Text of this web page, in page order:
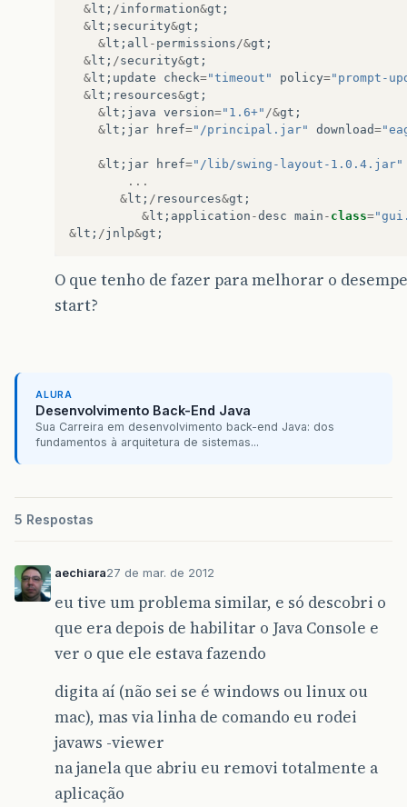
& lt ; /information&gt ;
& lt ; security&gt ;
& lt ; all - permissions /&gt ;
& lt ; /security&gt ;
& lt ; update check="timeout" policy="prompt-
& lt ; resources&gt ;
& lt ; java version="1.6+" /&gt ;
& lt ; jar href="/principal.jar" download=
& lt ; jar href="/lib/swing-layout-1.0.4.jar"
...
& lt ; / resources&gt ;
& lt ; application -desc main - class=
& lt ; /jnlp&gt ;
O que tenho de fazer para melhorar o
start?
ALURA
Desenvolvimento Back-End Java
Sua Carreira em desenvolvimento back-end Java: dos
fundamentos à arquitetura de sistemas...
5 Respostas
aechiara27 de mar. de 2012
eu tive um problema similar, e só descobri o
que era depois de habilitar o Java Console e
ver o que ele estava fazendo
digita aí (não sei se é windows ou linux ou
mac), mas via linha de comando eu rodei
javaws -viewer
na janela que abriu eu removi totalmente a
aplicação